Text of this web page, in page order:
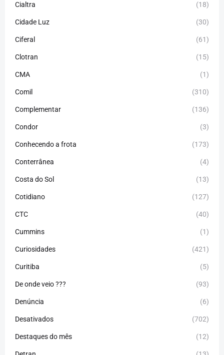
Cialtra (18)
Cidade Luz (30)
Ciferal (61)
Clotran (15)
CMA (1)
Comil (310)
Complementar (136)
Condor (3)
Conhecendo a frota (173)
Conterrânea (4)
Costa do Sol (13)
Cotidiano (127)
CTC (40)
Cummins (1)
Curiosidades (421)
Curitiba (5)
De onde veio ??? (93)
Denúncia (6)
Desativados (702)
Destaques do mês (12)